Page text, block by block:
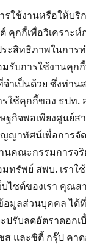
รใช้งานหรือให้บ
คุกกี้เพื่อวิเครา
ะสิทธิภาพในการ
รับการใช้งานคุก
เป็นด้วย ซึ่งท่าน
รใช้คุกกี้ของ ธป
ฐกิจพอเพียงศูนย์
ญาทัศน์เพื่อการ
นคณะกรรมการ
ทรัพย์ สพบ. เรา
ไซต์ของเรา คุณส
มูลส่วนบุคคล ได้
รับลดอัตราดอกเ
ส และซิตี้ กรุ๊ป คา